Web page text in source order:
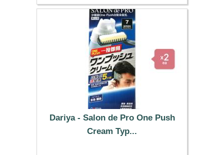
Dariya - Salon de Pro One Push
Cream Typ...